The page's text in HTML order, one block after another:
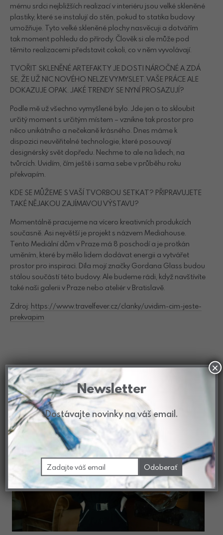
mému srdci nejbližších realizací v interiéru jsou velké skleněné
plastiky, které se instalují do stěn, pokud to statika budovy
umožňuje. Tyto velké skleněné plochy nasvěcuji a dotvářím
tak moment pohledu do přírody. Člověk si ale může pod
těmito realizacemi představit cokoli, co v něm vyvolávají.
TVOŘIT SKLENĚNÉ ARTEFAKTY JE DOSTI NÁROČNÉ A ZDÁ
SE, ŽE UŽ NIC NOVÉHO NELZE VYMYSLET. VAŠE PRÁCE ALE
DOKAZUJE OPAK. JAKÉ TRENDY SE NYNÍ PROSAZUJÍ?
Podle mě už všechno vymyšlené bylo. Jde jen o to skloubit
určitý moment s určitým místem – vznikne tak prostor pro
něco unikátního a nečekaně krásného. Dnes máme k
dispozici neuvěřitelné technologie, které posouvají
designérský svět dopředu. Nechme to ale na lidech, na
tvůrcích. Uvidím, čím ještě i sama sebe v průběhu roku
překvapím.
KDE SE MŮŽEME S VAŠÍ TVORBOU SETKAT? PŘIPRAVUJETE
TAKÉ NĚJAKOU ZAJÍMAVOU VÝSTAVU?
Momentálně pracujeme na vícero kreativních produkcích
současně. Asi největší je projekt s názvem Mediahouse.
Tento Mediální dům v Praze má 8 poschodí a je protkán
uměním, které by mělo lidem dodávat energii a vytvářet
prostor pro inspiraci. Díla mojí značky Gordana Glass budou
stálou součástí této budovy. Ale budeme rádi, když navštívíte
také naši galerii v Praze nebo ateliér v Bratislavě.
Zdroj: https://www.travelfever.cz/clanky/uvidim-cim-jeste-
prekvapim
Newsletter
Dostávajte novinky na váš email.
×